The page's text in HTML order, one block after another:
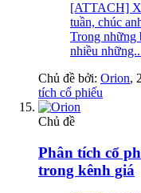
[ATTACH]
tuần, chúc
Trong những
nhiều
Chủ đề bởi: Orion,
tích cổ phiếu
Chủ đề
Phân tích cổ
trong kênh giá